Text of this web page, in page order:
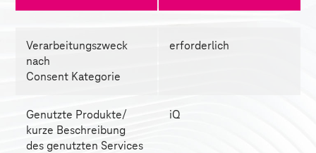
Verarbeitungszweck
nach
Consent Kategorie
erforderlich
Genutzte Produkte/
kurze Beschreibung
des genutzten Services
iQ